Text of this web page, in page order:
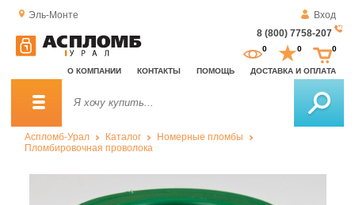
Эль-Монте
Вход
8 (800) 7758-207
О КОМПАНИИ КОНТАКТЫ ПОМОЩЬ ДОСТАВКА И ОПЛАТА
0 0 0
Аспломб-Урал Каталог
Номерные пломбы
Пломбировочная проволока